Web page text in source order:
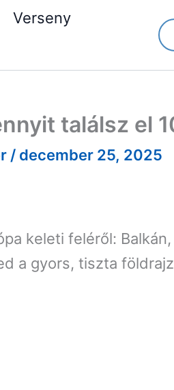
Verseny
találsz el
/ december 25, 2025
keleti feléről:
a gyors, tiszta